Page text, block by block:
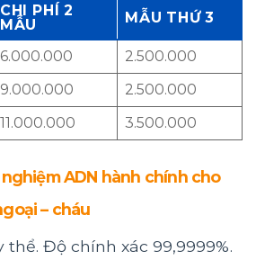
CHI PHÍ 2
MẪU
MẪU THỨ 3
6.000.000
2.500.000
9.000.000
2.500.000
11.000.000 3.500.000
ADN hành chính cho
– cháu
thể. Độ chính xác 99,9999%.